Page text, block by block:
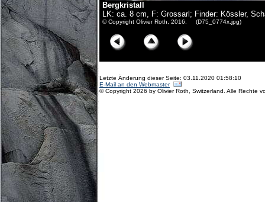
Bergkristall
LK: ca. 8 cm, F: Grossarl; Finder: Kössler,
© Copyright Olivier Roth, 2016. (D75_0774x.jpg)
Letzte Änderung dieser Seite: 03.11.2020 01:58:10
E-Mail an den Webmaster
© Copyright 2026 by Olivier Roth, Switzerland. Alle Rechte